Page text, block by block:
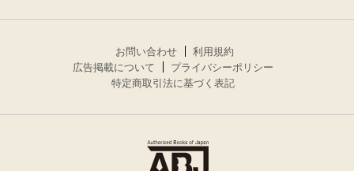
お問い合わせ
利用規約
広告掲載について
プライバシーポリシー
特定商取引法に基づく表記